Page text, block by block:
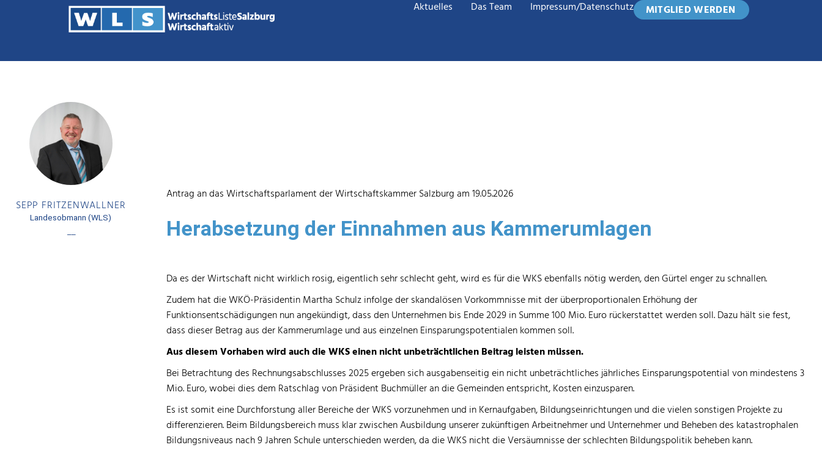
Aktuelles Das Team Impressum/Datenschutz MITGLIED WERDEN
SEPP FRITZENWALLNER
Landesobmann (WLS)
––
Antrag an das Wirtschaftsparlament der Wirtschaftskammer Salzburg am 19.05.2026
Herabsetzung der Einnahmen aus Kammerumlagen
Da es der Wirtschaft nicht wirklich rosig, eigentlich sehr schlecht geht, wird es für die WKS ebenfalls nötig werden, den Gürtel enger zu schnallen.
Zudem hat die WKÖ-Präsidentin Martha Schulz infolge der skandalösen Vorkommnisse mit der überproportionalen Erhöhung der
Funktionsentschädigungen nun angekündigt, dass den Unternehmen bis Ende 2029 in Summe 100 Mio. Euro rückerstattet werden soll. Dazu hält sie fest,
dass dieser Betrag aus der Kammerumlage und aus einzelnen Einsparungspotentialen kommen soll.
Aus diesem Vorhaben wird auch die WKS einen nicht unbeträchtlichen Beitrag leisten müssen.
Bei Betrachtung des Rechnungsabschlusses 2025 ergeben sich ausgabenseitig ein nicht unbeträchtliches jährliches Einsparungspotential von mindestens 3
Mio. Euro, wobei dies dem Ratschlag von Präsident Buchmüller an die Gemeinden entspricht, Kosten einzusparen.
Es ist somit eine Durchforstung aller Bereiche der WKS vorzunehmen und in Kernaufgaben, Bildungseinrichtungen und die vielen sonstigen Projekte zu
differenzieren. Beim Bildungsbereich muss klar zwischen Ausbildung unserer zukünftigen Arbeitnehmer und Unternehmer und Beheben des katastrophalen
Bildungsniveaus nach 9 Jahren Schule unterschieden werden, da die WKS nicht die Versäumnisse der schlechten Bildungspolitik beheben kann.